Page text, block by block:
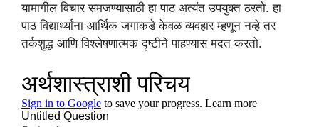
यामागील विचार समजण्यासाठी हा पाठ अत्यंत उपयुक्त ठरतो. हा
पाठ विद्यार्थ्यांना आर्थिक जगाकडे केवळ व्यवहार म्हणून नव्हे तर
तर्कशुद्ध आणि विश्लेषणात्मक दृष्टीने पाहण्यास मदत करतो.